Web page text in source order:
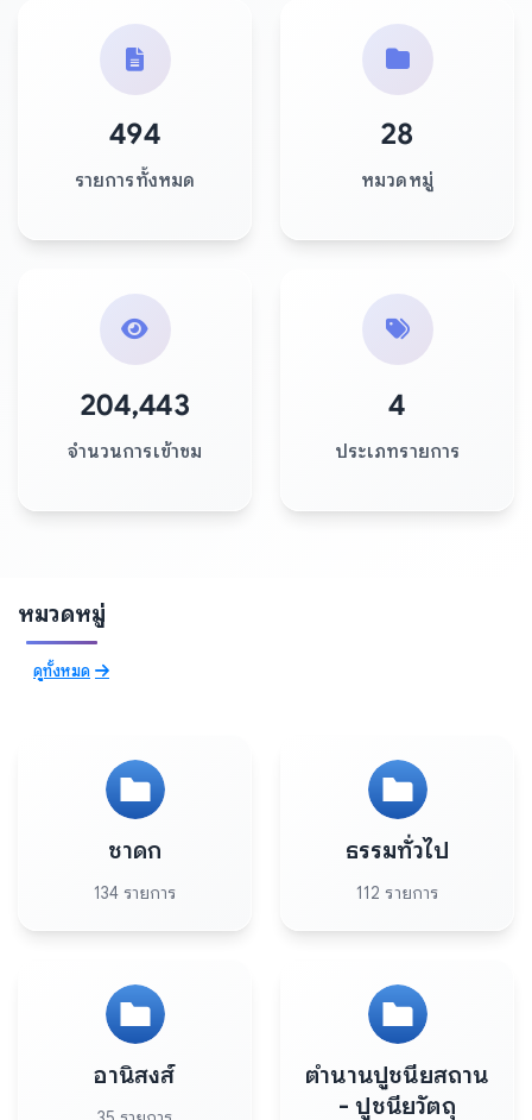
494
รายการทั้งหมด
28
หมวดหมู่
204,443
จำนวนการเข้าชม
4
ประเภทรายการ
หมวดหมู่
ดูทั้งหมด
ชาดก
134 รายการ
ธรรมทั่วไป
112 รายการ
อานิสงส์
ตำนานปูชนียสถาน
- ปูชนียวัตถุ